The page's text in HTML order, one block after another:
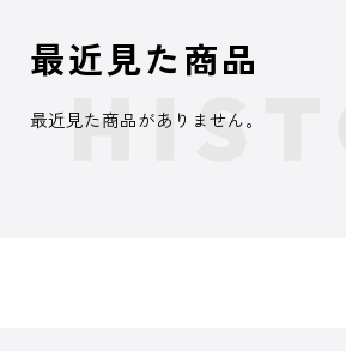
最近見た商品
最近見た商品がありません。